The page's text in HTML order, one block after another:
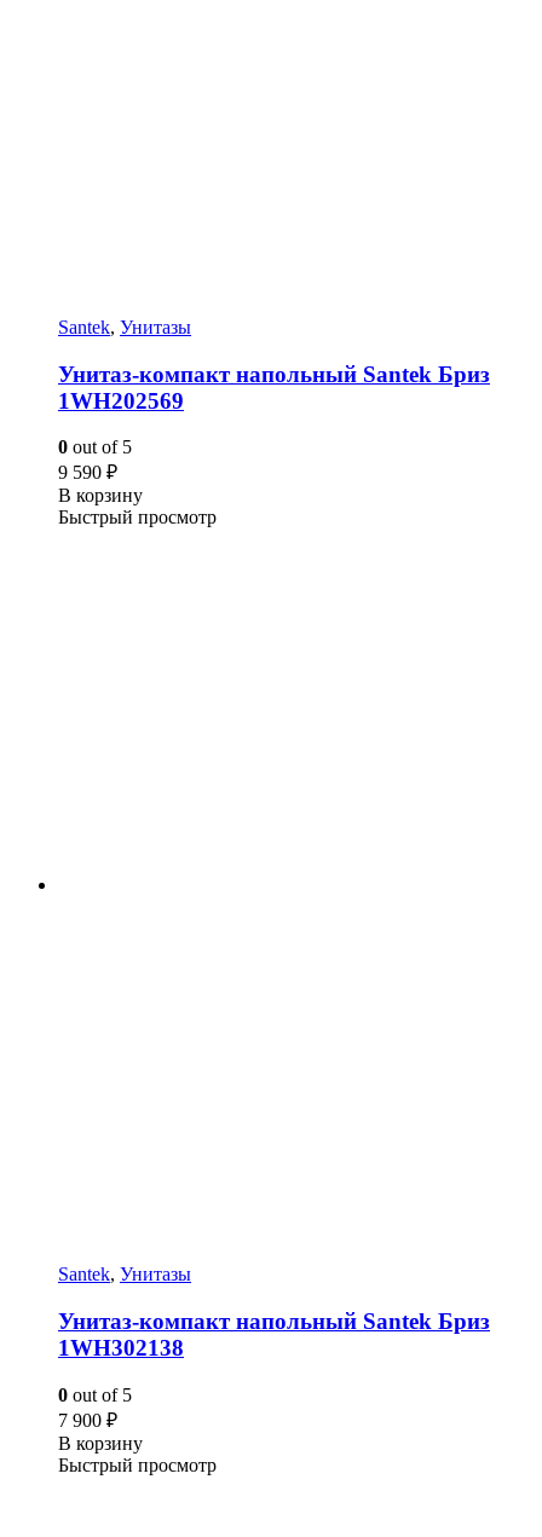
Santek, Унитазы
Унитаз-компакт напольный Santek Бриз
1WH202569
0 out of 5
9 590 ₽
В корзину
Быстрый просмотр
Santek, Унитазы
Унитаз-компакт напольный Santek Бриз
1WH302138
0 out of 5
7 900 ₽
В корзину
Быстрый просмотр